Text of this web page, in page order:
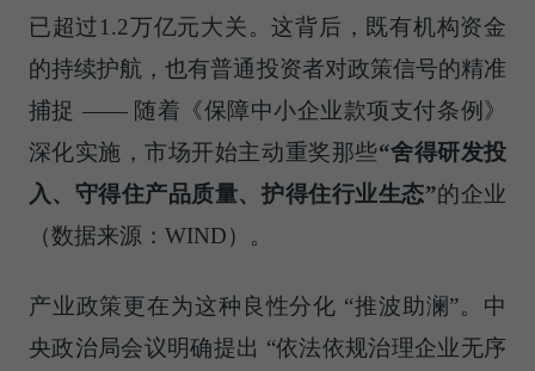
已超过1.2万亿元大关。这背后，既有机构资金
的持续护航，也有普通投资者对政策信号的精准
捕捉 —— 随着《保障中小企业款项支付条例》
深化实施，市场开始主动重奖那些“舍得研发投
入、守得住产品质量、护得住行业生态”的企业
（数据来源：WIND）。
产业政策更在为这种良性分化 “推波助澜”。中
央政治局会议明确提出 “依法依规治理企业无序